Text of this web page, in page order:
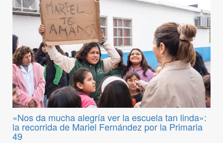
«Nos da mucha alegría ver la escuela tan linda»:
la recorrida de Mariel Fernández por la Primaria
49